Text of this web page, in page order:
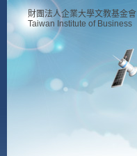
財團法人企業大學文教基金會
Taiwan Institute of Business